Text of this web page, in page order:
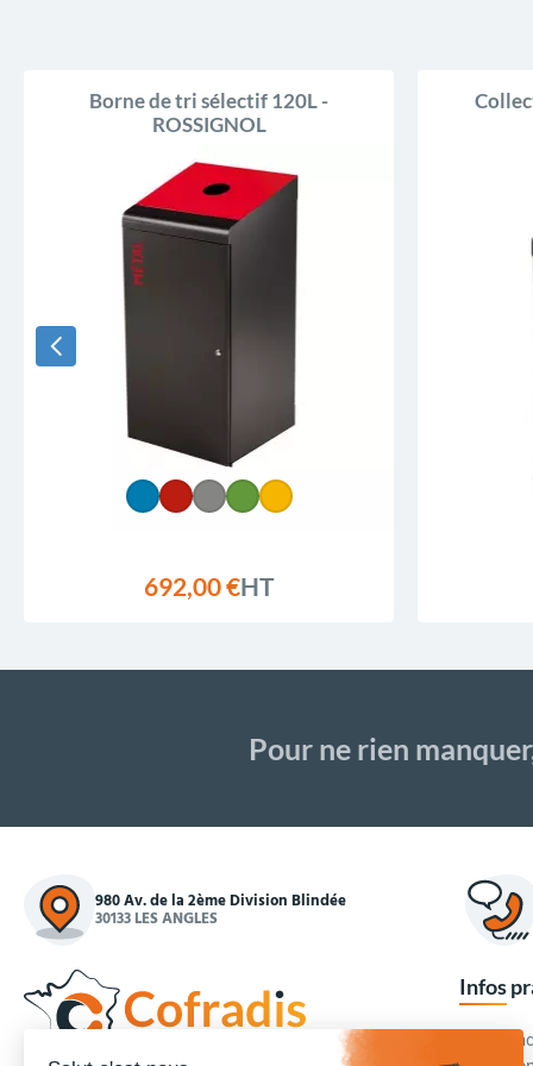
Borne de tri sélectif 120L -
ROSSIGNOL
692,00 €HT
Pour ne rien
980 Av. de la 2ème Division Blindée
30133 LES ANGLES
Infos